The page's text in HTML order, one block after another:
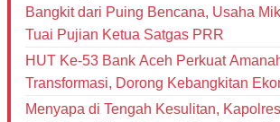
Bangkit dari Puing Bencana, Usaha
Tuai Pujian Ketua Satgas PRR
HUT Ke-53 Bank Aceh Perkuat
Transformasi, Dorong Kebangkitan
Menyapa di Tengah Kesulitan,